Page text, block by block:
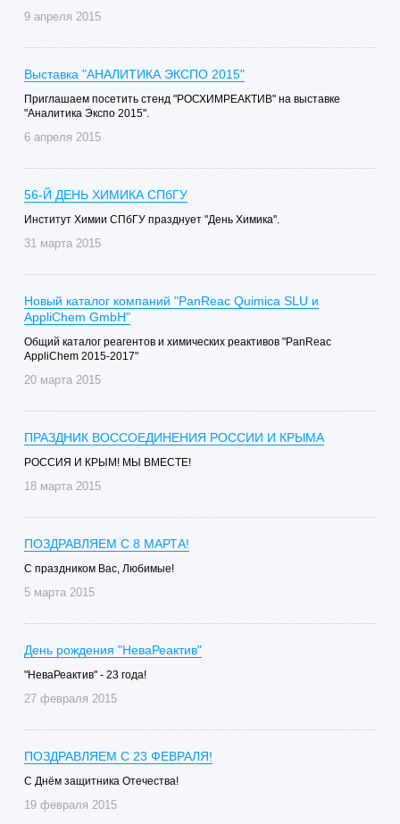
9 апреля 2015
Выставка "АНАЛИТИКА ЭКСПО 2015"
Приглашаем посетить стенд "РОСХИМРЕАКТИВ" на выставке
"Аналитика Экспо 2015".
6 апреля 2015
56-Й ДЕНЬ ХИМИКА СПбГУ
Институт Химии СПбГУ празднует "День Химика".
31 марта 2015
Новый каталог компаний "PanReac Quimica SLU и
AppliChem GmbH"
Общий каталог реагентов и химических реактивов "PanReac
AppliChem 2015-2017"
20 марта 2015
ПРАЗДНИК ВОССОЕДИНЕНИЯ РОССИИ И КРЫМА
РОССИЯ И КРЫМ! МЫ ВМЕСТЕ!
18 марта 2015
ПОЗДРАВЛЯЕМ С 8 МАРТА!
С праздником Вас, Любимые!
5 марта 2015
День рождения "НеваРеактив"
"НеваРеактив" - 23 года!
27 февраля 2015
ПОЗДРАВЛЯЕМ С 23 ФЕВРАЛЯ!
C Днём защитника Отечества!
19 февраля 2015